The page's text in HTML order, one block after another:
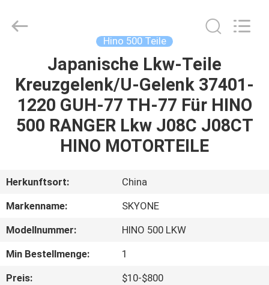
PRODUKTE
FABRIK-
QUALITÄTSKONTROLLE
Hino 500 Teile
Japanische Lkw-Teile
Kreuzgelenk/U-Gelenk 37401-
1220 GUH-77 TH-77 Für HINO
500 RANGER Lkw J08C J08CT
HINO MOTORTEILE
Herkunftsort:
China
Markenname:
SKYONE
Modellnummer:
HINO 500 LKW
Min Bestellmenge:
1
Preis:
$10-$800